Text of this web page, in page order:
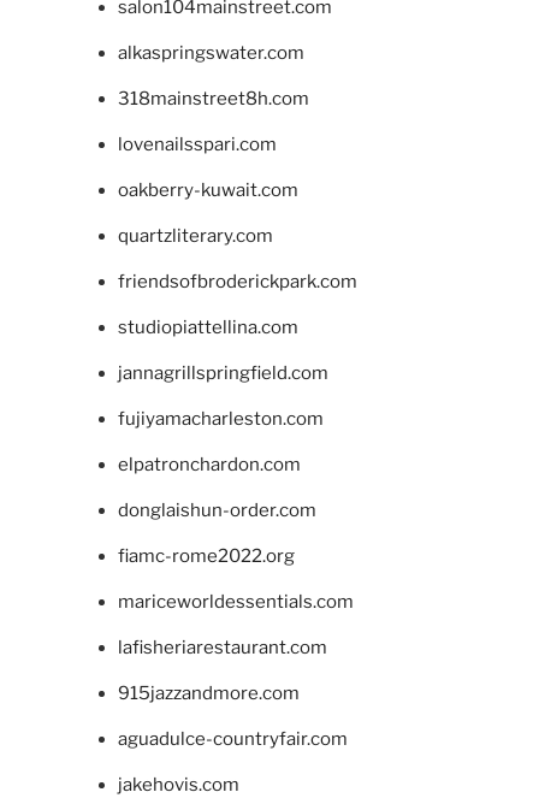
salon104mainstreet.com
alkaspringswater.com
318mainstreet8h.com
lovenailsspari.com
oakberry-kuwait.com
quartzliterary.com
friendsofbroderickpark.com
studiopiattellina.com
jannagrillspringfield.com
fujiyamacharleston.com
elpatronchardon.com
donglaishun-order.com
fiamc-rome2022.org
mariceworldessentials.com
lafisheriarestaurant.com
915jazzandmore.com
aguadulce-countryfair.com
jakehovis.com